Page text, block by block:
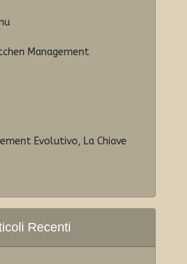
Management
Evolutivo, La Chiave
Recenti